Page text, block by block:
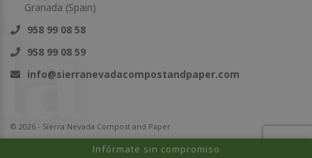
Infórmate sin compromiso
Granada (Spain)
958 99 08 58
958 99 08 59
info@sierranevadacompostandpaper.com
© 2026 - Sierra Nevada Compost and Paper